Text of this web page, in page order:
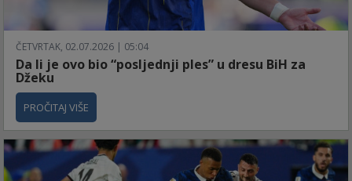
ČETVRTAK, 02.07.2026 | 05:04
Da li je ovo bio “posljednji ples” u dresu BiH za
Džeku
PROČITAJ VIŠE